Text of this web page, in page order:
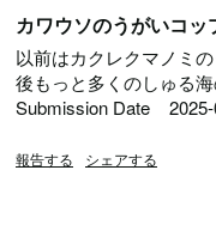
カワウソのうがいコッ
以前はカクレクマノミ
後もっと多くのしゅる
報告する シェアする